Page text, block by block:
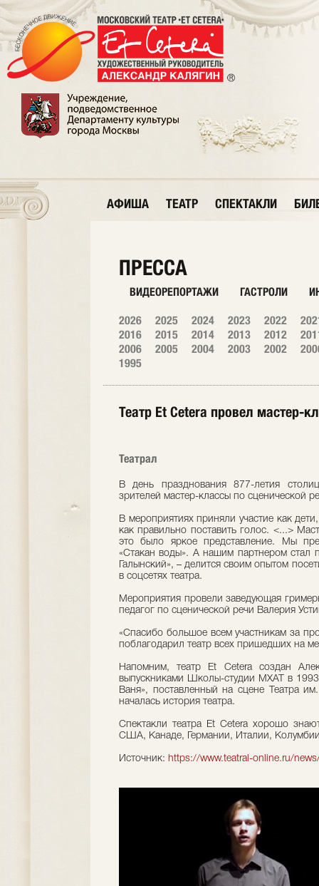
АФИША ТЕАТР СПЕКТАКЛИ
ПРЕССА
ВИДЕОРЕПОРТАЖИ ГАСТРОЛИ
2026 2025 2024 2023 2022
2016
2015 2014 2013 2012
2006
2005 2004 2003 2002
1995
Театр Et Cetera провел мастер-
Театрал
В день празднования 877-летия
зрителей мастер-классы по сценической
В мероприятиях приняли участие как
как правильно поставить голос. <...>
это было яркое представление. Мы
«Стакан воды». А нашим партнером стал
Галынский», – делится своим опытом
в соцсетях театра.
Мероприятия провели заведующая
педагог по сценической речи Валерия
«Спасибо большое всем участникам за
поблагодарил театр всех пришедших на
Напомним, театр Et Cetera создан
выпускниками Школы-студии МХАТ в
Ваня», поставленный на сцене Театра
началась история театра.
Спектакли театра Et Cetera хорошо
США, Канаде, Германии, Италии,
Источник: https://www.teatral-online.ru/